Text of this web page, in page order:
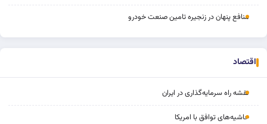
منافع پنهان در زنجیره تامین صنعت خودرو
اقتصاد
نقشه راه سرمایه‌گذاری در ایران
حاشیه‌های توافق با امریکا